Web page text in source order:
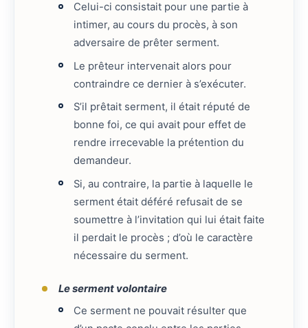
Celui-ci consistait pour une partie à
intimer, au cours du procès, à son
adversaire de prêter serment.
Le prêteur intervenait alors pour
contraindre ce dernier à s’exécuter.
S’il prêtait serment, il était réputé de
bonne foi, ce qui avait pour effet de
rendre irrecevable la prétention du
demandeur.
Si, au contraire, la partie à laquelle le
serment était déféré refusait de se
soumettre à l’invitation qui lui était faite
il perdait le procès ; d’où le caractère
nécessaire du serment.
Le serment volontaire
Ce serment ne pouvait résulter que